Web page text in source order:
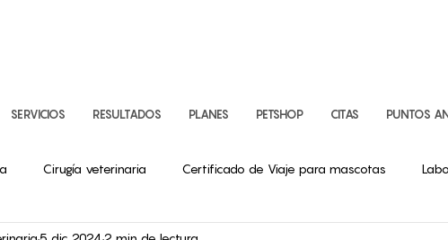
SERVICIOS RESULTADOS PLANES PETSHOP CITAS PUNTOS
Cirugía veterinaria Certificado de Viaje para mascotas